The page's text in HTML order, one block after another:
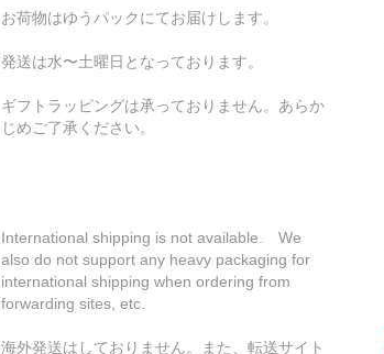
お荷物はゆうパックにてお届けします。
発送は水〜土曜日となっております。
ギフトラッピングは承っておりません。あらか
じめご了承ください。
International shipping is not available. We
also do not support any heavy packaging for
international shipping when ordering from
forwarding sites, etc.
海外発送はしておりません。また、転送サイト